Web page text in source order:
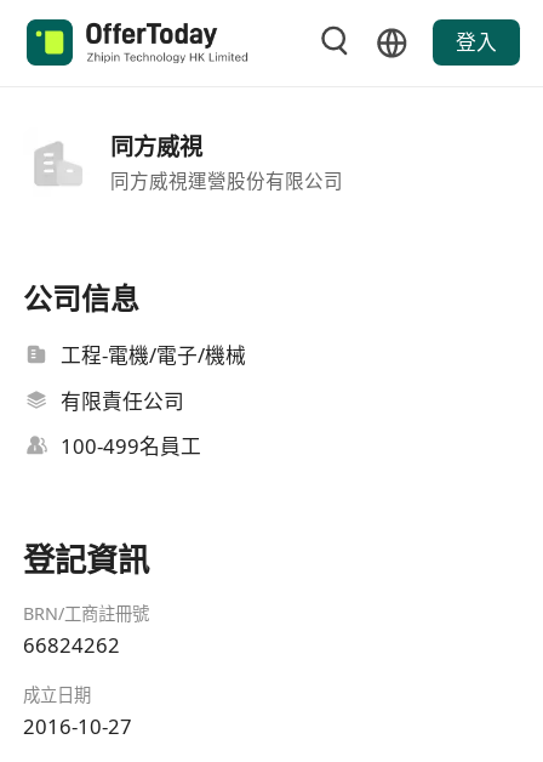
登入
同方威視
同方威視運營股份有限公司
公司信息
工程-電機/電子/機械
有限責任公司
100-499名員工
登記資訊
BRN/工商註冊號
66824262
成立日期
2016-10-27